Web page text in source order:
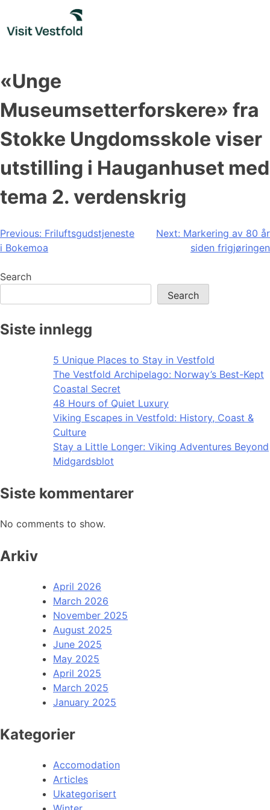
content
«Unge
Museumsetterforskere» fra
Stokke Ungdomsskole viser
utstilling i Hauganhuset med
tema 2. verdenskrig
Post
navigation
Previous: Friluftsgudstjeneste
i Bokemoa
Next: Markering av 80 år
siden frigjøringen
Search
Search
Siste innlegg
5 Unique Places to Stay in Vestfold
The Vestfold Archipelago: Norway’s Best-Kept
Coastal Secret
48 Hours of Quiet Luxury
Viking Escapes in Vestfold: History, Coast &
Culture
Stay a Little Longer: Viking Adventures Beyond
Midgardsblot
Siste kommentarer
No comments to show.
Arkiv
April 2026
March 2026
November 2025
August 2025
June 2025
May 2025
April 2025
March 2025
January 2025
Kategorier
Accomodation
Articles
Ukategorisert